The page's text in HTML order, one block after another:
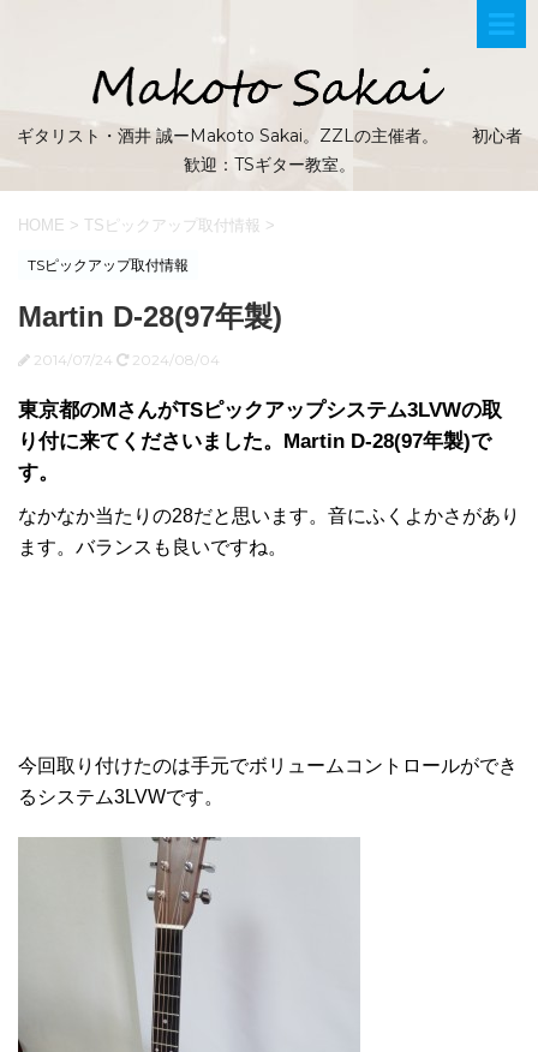
ギタリスト・酒井 誠ーMakoto Sakai。ZZLの主催者。 初心者
歓迎：TSギター教室。
HOME > TSピックアップ取付情報 >
TSピックアップ取付情報
Martin D-28(97年製)
2014/07/24 2024/08/04
東京都のMさんがTSピックアップシステム3LVWの取
り付に来てくださいました。Martin D-28(97年製)で
す。
なかなか当たりの28だと思います。音にふくよかさがあり
ます。バランスも良いですね。
今回取り付けたのは手元でボリュームコントロールができ
るシステム3LVWです。